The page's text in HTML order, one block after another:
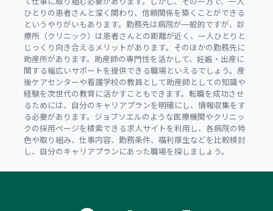
ひとりの患者さんと深く関わり、信頼関係を築くことができる
というやりがいもあります。勤務先は病院が一般的ですが、診
療所（クリニック）は患者さんとの距離が近く、一人ひとりと
じっくり向き合えるメリットがあります。そのほかの勤務先に
助産所があります。助産師の専門性を活かして、妊娠・出産に
関する幅広いサポートを提供できる職場といえるでしょう。産
後ケアセンターや看護学校の教員として助産師としての知識や
経験を次世代の教育に活かすこともできます。転職を成功させ
るためには、自分のキャリアプランを明確にし、情報収集をす
る必要があります。ジョブソエルのような医療機関やクリニッ
クの採用ページを検索できる求人サイトを利用し、各病院の特
色や取り組み、仕事内容、勤務条件、福利厚生などを比較検討
し、自分のキャリアプランにあった職場を探しましょう。